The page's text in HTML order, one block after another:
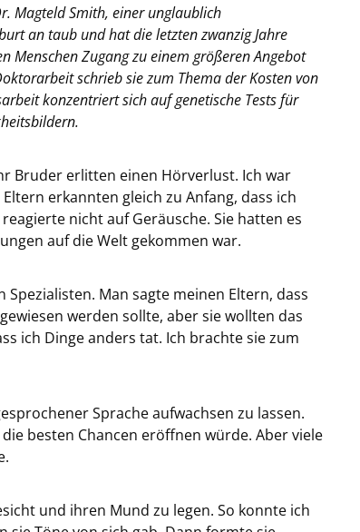
Magteld Smith, einer unglaublich
an taub und hat die letzten zwanzig Jahre
Menschen Zugang zu einem größeren Angebot
schrieb sie zum Thema der Kosten von
konzentriert sich auf genetische Tests für
Bruder erlitten einen Hörverlust. Ich war
erkannten gleich zu Anfang, dass ich
nicht auf Geräusche. Sie hatten es
auf die Welt gekommen war.
Man sagte meinen Eltern, dass
werden sollte, aber sie wollten das
ich Dinge anders tat. Ich brachte sie zum
Sprache aufwachsen zu lassen.
besten Chancen eröffnen würde. Aber viele
und ihren Mund zu legen. So konnte ich